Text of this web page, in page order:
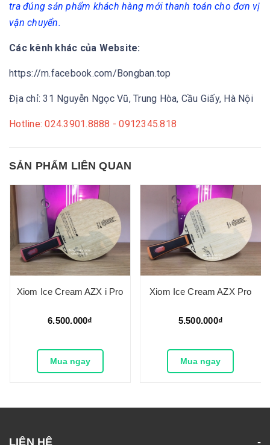
tra đúng sản phẩm khách hàng mới thanh toán cho đơn vị
vận chuyển.
Các kênh khác của Website:
https://m.facebook.com/Bongban.top
Địa chỉ: 31 Nguyễn Ngọc Vũ, Trung Hòa, Cầu Giấy, Hà Nội
Hotline: 024.3901.8888 - 0912345.818
SẢN PHẨM LIÊN QUAN
Xiom Ice Cream AZX i Pro
6.500.000₫
Mua ngay
Xiom Ice Cream AZX Pro
5.500.000₫
Mua ngay
LIÊN HỆ